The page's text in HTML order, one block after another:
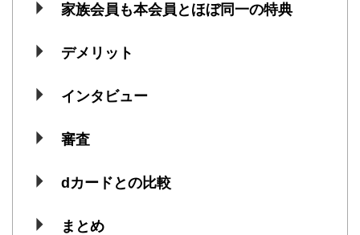
家族会員も本会員とほぼ同一の特典
デメリット
インタビュー
審査
dカードとの比較
まとめ